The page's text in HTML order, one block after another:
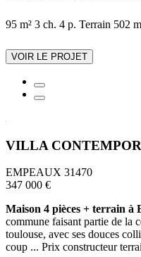
95 m² 3 ch. 4 p. Terrain 502
VOIR LE PROJET
VILLA
EMPEAUX 31470
347 000 €
Maison 4 pièces + terrain à
commune faisant partie de la
toulouse, avec ses douces
coup ... Prix constructeur